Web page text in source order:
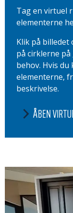
Tag en virtuel
elementerne
Klik på
på cirklerne
behov. Hvis
elementerne,
beskrivelse.
ÅBEN